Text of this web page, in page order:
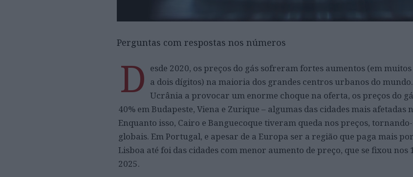
Perguntas com respostas nos números
D esde 2020, os preços do gás sofreram fortes aumentos (em
a dois dígitos) na maioria dos grandes centros urbanos do
Ucrânia a provocar um enorme choque na oferta, os preços do
40% em Budapeste, Viena e Zurique – algumas das cidades mais afetadas
Enquanto isso, Cairo e Banguecoque tiveram queda nos preços, tornando-
globais. Em Portugal, e apesar de a Europa ser a região que paga mais
Lisboa até foi das cidades com menor aumento de preço, que se fixou nos
2025.